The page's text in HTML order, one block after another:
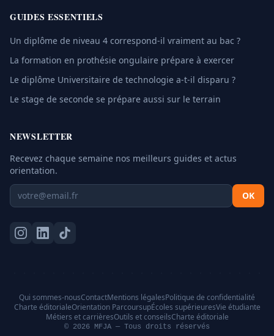
GUIDES ESSENTIELS
Un diplôme de niveau 4 correspond-il vraiment au bac ?
La formation en prothésie ongulaire prépare à exercer
Le diplôme Universitaire de technologie a-t-il disparu ?
Le stage de seconde se prépare aussi sur le terrain
NEWSLETTER
Recevez chaque semaine nos meilleurs guides et actus
orientation.
OK
Qui sommes-nousContactMentions légalesPolitique de confidentialité
Charte éditorialeOrientation ParcoursupÉcoles supérieuresVie étudiante
Métiers et carrièresOutils et conseilsCharte éditoriale
© 2026 MFJA — Tous droits réservés